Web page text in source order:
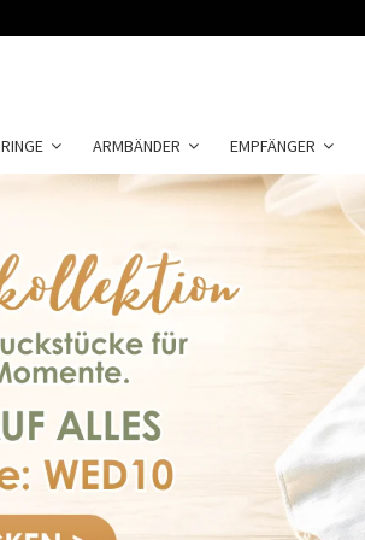
RINGE ARMBÄNDER EMPFÄNGER